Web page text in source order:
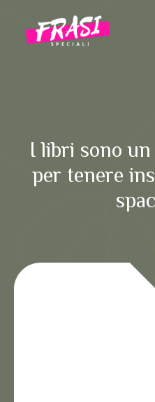
contenuto
I libri sono
per tenere